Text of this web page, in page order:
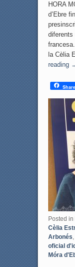
HORA
d’Ebre
diferents
la Cèlia
reading
Share
Posted in
Cèlia
Arbonés,
oficial
Móra